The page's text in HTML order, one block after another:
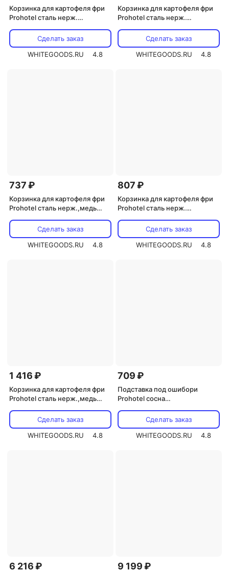
Корзинка для картофеля фри
Prohotel сталь нерж.
Сделать заказ
WHITEGOODS.RU
4.8
Корзинка для картофеля фри
Prohotel сталь нерж.
Сделать заказ
WHITEGOODS.RU
4.8
737 ₽
Корзинка для картофеля фри
Prohotel сталь нерж.,медь
(BSK85C)Сделать заказ
WHITEGOODS.RU
4.8
807 ₽
Корзинка для картофеля фри
Prohotel сталь нерж.
(BSK85AC)Сделать заказ
WHITEGOODS.RU
4.8
1 416 ₽
Корзинка для картофеля фри
Prohotel сталь нерж.,медь
(BSKR95C)Сделать заказ
WHITEGOODS.RU
4.8
709 ₽
Подставка под ошибори
Prohotel сосна
коричнев. (G17-SZ001/19-
0398B-1)
Сделать заказ
WHITEGOODS.RU
4.8
6 216 ₽ 9 199 ₽